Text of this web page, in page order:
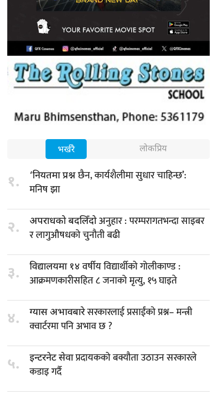
भर्खरै लोकप्रिय
१. ‘नियतमा प्रश्नछैन, कार्यशैलीमा सुधार चाहिन्छ’:
मनिष झा
२. अपराधको बदलिँदोअनुहार : परम्परागतभन्दा साइबर
र लागुऔषधको चुनौती बढी
३. विद्यालयमा १४वर्षीय विद्यार्थीको गोलीकाण्ड :
आक्रमणकारीसहित ८ जनाको मृत्यु, १५ घाइते
४. ग्यास अभावबारेसरकारलाई प्रसाईंको प्रश्न– मन्त्री
क्वार्टरमा पनि अभाव छ ?
५. इन्टरनेट सेवाप्रदायकको बक्यौता उठाउन सरकारले
कडाइ गर्दै